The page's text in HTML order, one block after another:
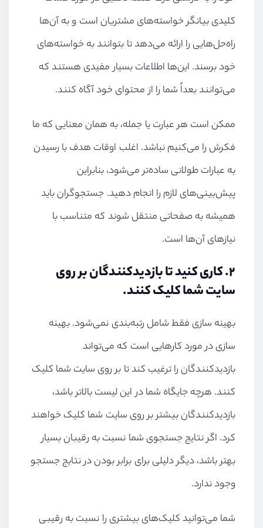
کلیدی بیانگر خواسته‌های مشتریان است و به آن‌ها
راه‌حل‌هایی را ارائه می‌دهد تا بتوانند به خواسته‌های
خود برسند. این‌ها اطلاعات بسیار مفیدی هستند که
می‌توانند بعداً شما را از محتوای خود آگاه کنند.
ممکن است هر عبارت یا جمله، به همان معنایی که ما
فکرش را می‌کنیم نباشد. اغلب اوقات هدف با رسیدن
به عبارات طولانی ساده‌تر می‌شود، بنابراین
پیش‌‌بینی‌های لازم را انجام دهید. جستجوگران باید
همیشه به صفحاتی منتقل شوند که متناسب با
نیازهای آن‌ها است.
۲. کاری کنید تا بازدیدکنندگان بر روی
سایت شما کلیک کنند.
بهینه سازی فقط شامل رتبه‌بندی نمی‌شود. بهینه
سازی در مورد کارهایی است که می‌تواند
بازدیدکنندگان را ترغیب کند تا بر روی سایت شما کلیک
کنند. هرچه جایگاه شما در این لیست بالاتر باشد،
بازدیدکنندگان بیشتر بر روی سایت شما کلیک خواهند
کرد. اگر نتایج جستجوی شما نسبت به رقیبان بسیار
بهتر باشد، دیگر دلیلی برای برابر بودن در نتایج جستجو
وجود ندارد.
شما می‌توانید کلیک‌های بیشتری را نسبت به رقیبی